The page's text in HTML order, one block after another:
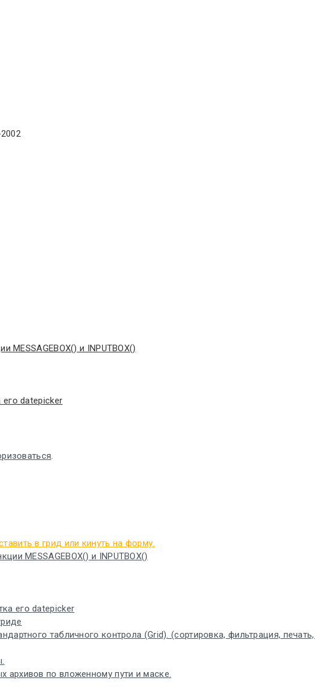
MESSAGEBOX() и INPUTBOX()
datepicker
.
в грид или кинуть на форму.
MESSAGEBOX() и INPUTBOX()
его datepicker
табличного контрола (Grid). (сортировка, фильтрация,
архивов по вложенному пути и маске.